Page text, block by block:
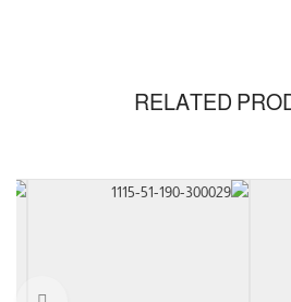
Set
RELATED